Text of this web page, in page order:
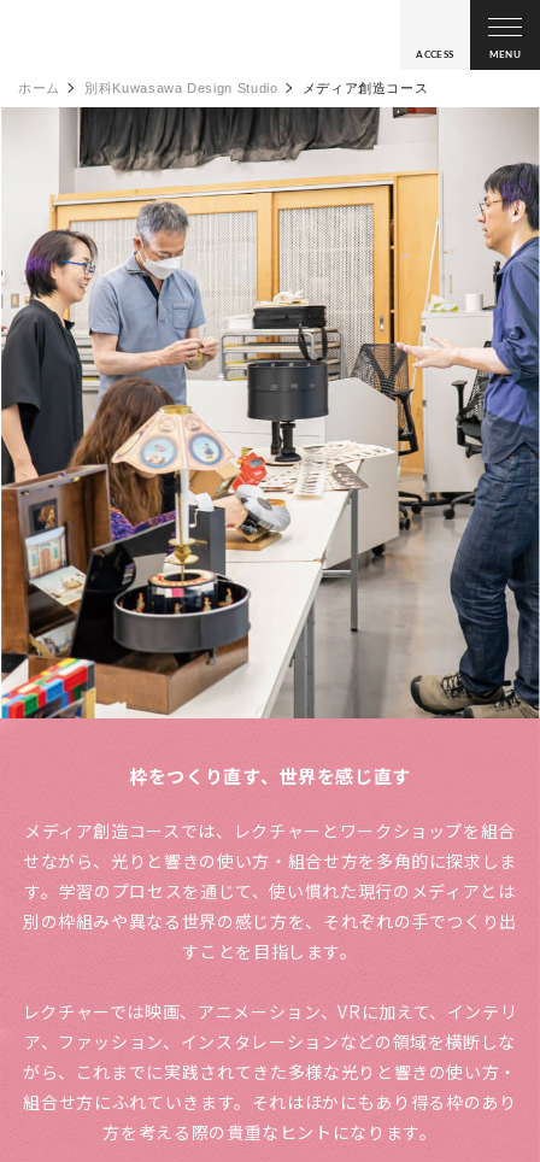
ACCESS MENU
ホーム 別科Kuwasawa Design Studio メディア創造コース
枠をつくり直す、世界を感じ直す
メディア創造コースでは、レクチャーとワークショップを組合
せながら、光りと響きの使い方・組合せ方を多角的に探求しま
す。学習のプロセスを通じて、使い慣れた現行のメディアとは
別の枠組みや異なる世界の感じ方を、それぞれの手でつくり出
すことを目指します。
レクチャーでは映画、アニメーション、VRに加えて、インテリ
ア、ファッション、インスタレーションなどの領域を横断しな
がら、これまでに実践されてきた多様な光りと響きの使い方・
組合せ方にふれていきます。それはほかにもあり得る枠のあり
方を考える際の貴重なヒントになります。